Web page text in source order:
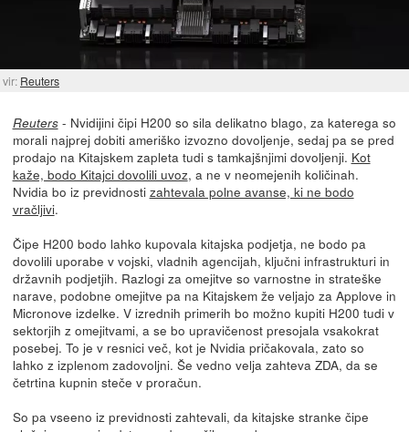
vir: Reuters
Reuters- Nvidijini čipi H200 so sila delikatno blago, za katerega so
morali najprej dobiti ameriško izvozno dovoljenje, sedaj pa se pred
prodajo na Kitajskem zapleta tudi s tamkajšnjimi dovoljenji. Kot
kaže, bodo Kitajci dovolili uvoz, a ne v neomejenih količinah.
Nvidia bo iz previdnosti zahtevala polne avanse, ki ne bodo
vračljivi.
Čipe H200 bodo lahko kupovala kitajska podjetja, ne bodo pa
dovolili uporabe v vojski, vladnih agencijah, ključni infrastrukturi in
državnih podjetjih. Razlogi za omejitve so varnostne in strateške
narave, podobne omejitve pa na Kitajskem že veljajo za Applove in
Micronove izdelke. V izrednih primerih bo možno kupiti H200 tudi v
sektorjih z omejitvami, a se bo upravičenost presojala vsakokrat
posebej. To je v resnici več, kot je Nvidia pričakovala, zato so
lahko z izplenom zadovoljni. Še vedno velja zahteva ZDA, da se
četrtina kupnin steče v proračun.
So pa vseeno iz previdnosti zahtevali, da kitajske stranke čipe